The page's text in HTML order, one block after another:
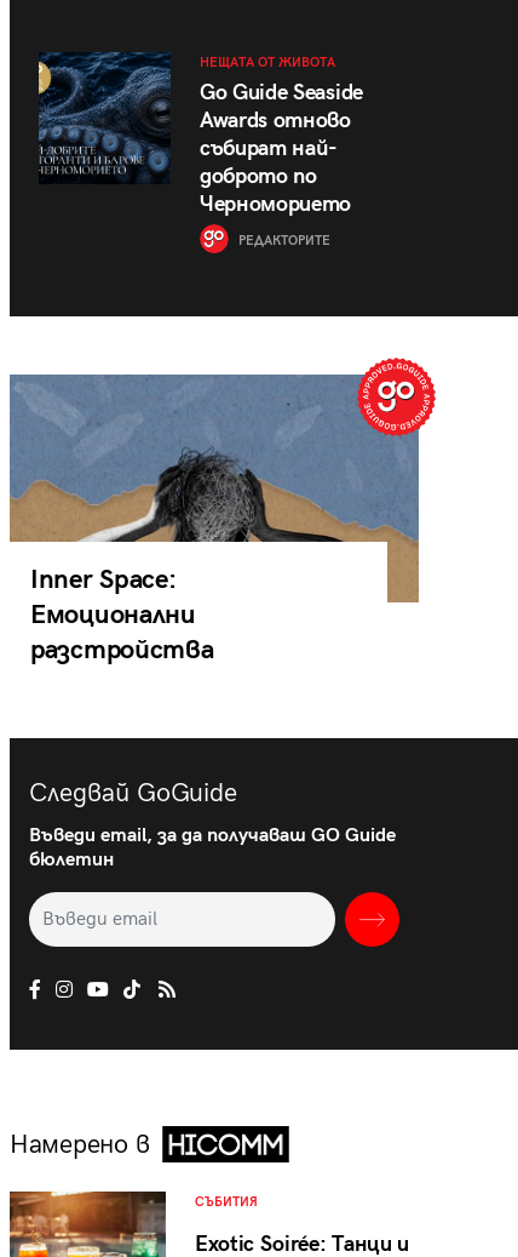
НЕЩАТА ОТ ЖИВОТА
Go Guide Seaside
Awards отново
събират най-
доброто по
Черноморието
РЕДАКТОРИТЕ
Inner Space:
Емоционални
разстройства
Следвай GoGuide
Въведи email, за да получаваш GO Guide
бюлетин
Намерено в
СЪБИТИЯ
Exotic Soirée: Танци и